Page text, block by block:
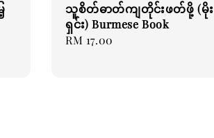
သူစိတ်ဓာတ်ကျတိုင်းဖတ်ဖို့ (မိုး
ရှင်း) Burmese Book
Regular
RM 17.00